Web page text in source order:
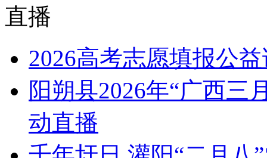
直播
2026高考志愿填报公
阳朔县2026年“广西三
动直播